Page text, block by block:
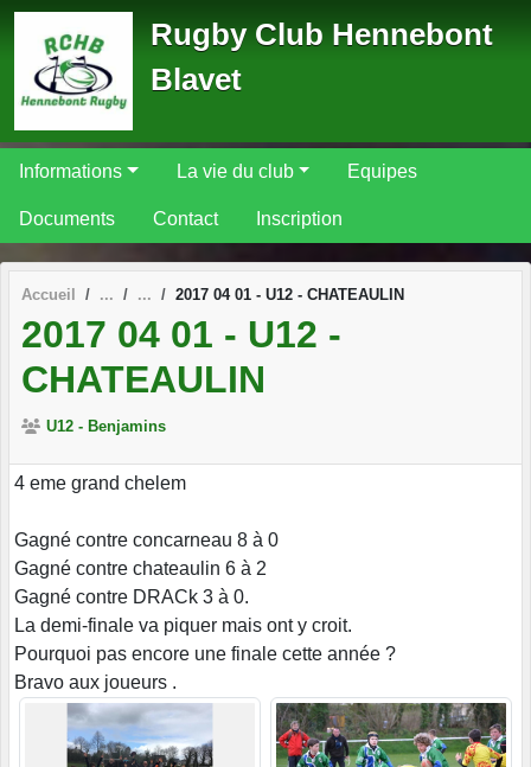
Rugby Club Hennebont
Blavet
Informations La vie du club Equipes
Documents Contact Inscription
Accueil 2017 04 01 - U12 - CHATEAULIN
2017 04 01 - U12 -
CHATEAULIN
U12 - Benjamins
4 eme grand chelem
Gagné contre concarneau 8 à 0
Gagné contre chateaulin 6 à 2
Gagné contre DRACk 3 à 0.
La demi-finale va piquer mais ont y croit.
Pourquoi pas encore une finale cette année ?
Bravo aux joueurs .
Panneau de gestion des cookies